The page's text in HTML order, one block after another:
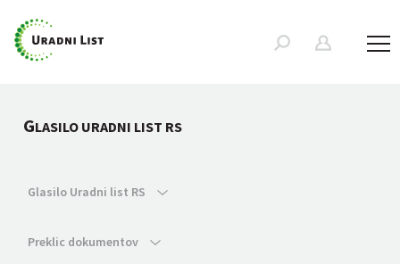
GLASILO URADNI LIST RS
Glasilo Uradni list RS
Preklic dokumentov